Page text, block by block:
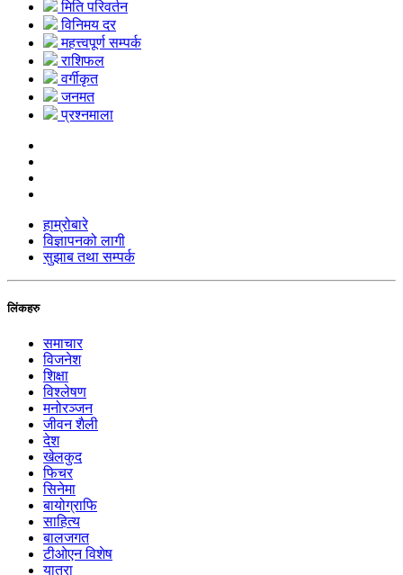
मिति परिवर्तन
विनिमय दर
महत्त्वपूर्ण सम्पर्क
राशिफल
वर्गीकृत
जनमत
प्रश्नमाला
हाम्रोबारे
विज्ञापनको लागी
सुझाब तथा सम्पर्क
लिंकहरु
समाचार
विजनेश
शिक्षा
विश्लेषण
मनोरञ्जन
जीवन शैली
देश
खेलकुद
फिचर
सिनेमा
बायोग्राफि
साहित्य
बालजगत
टीओएन विशेष
यात्रा